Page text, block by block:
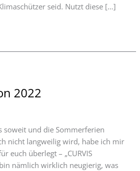
seid. Nutzt diese […]
2022
soweit und die Sommerferien
nicht langweilig wird, habe ich mir
euch überlegt – „CURVIS
bin nämlich wirklich neugierig, was